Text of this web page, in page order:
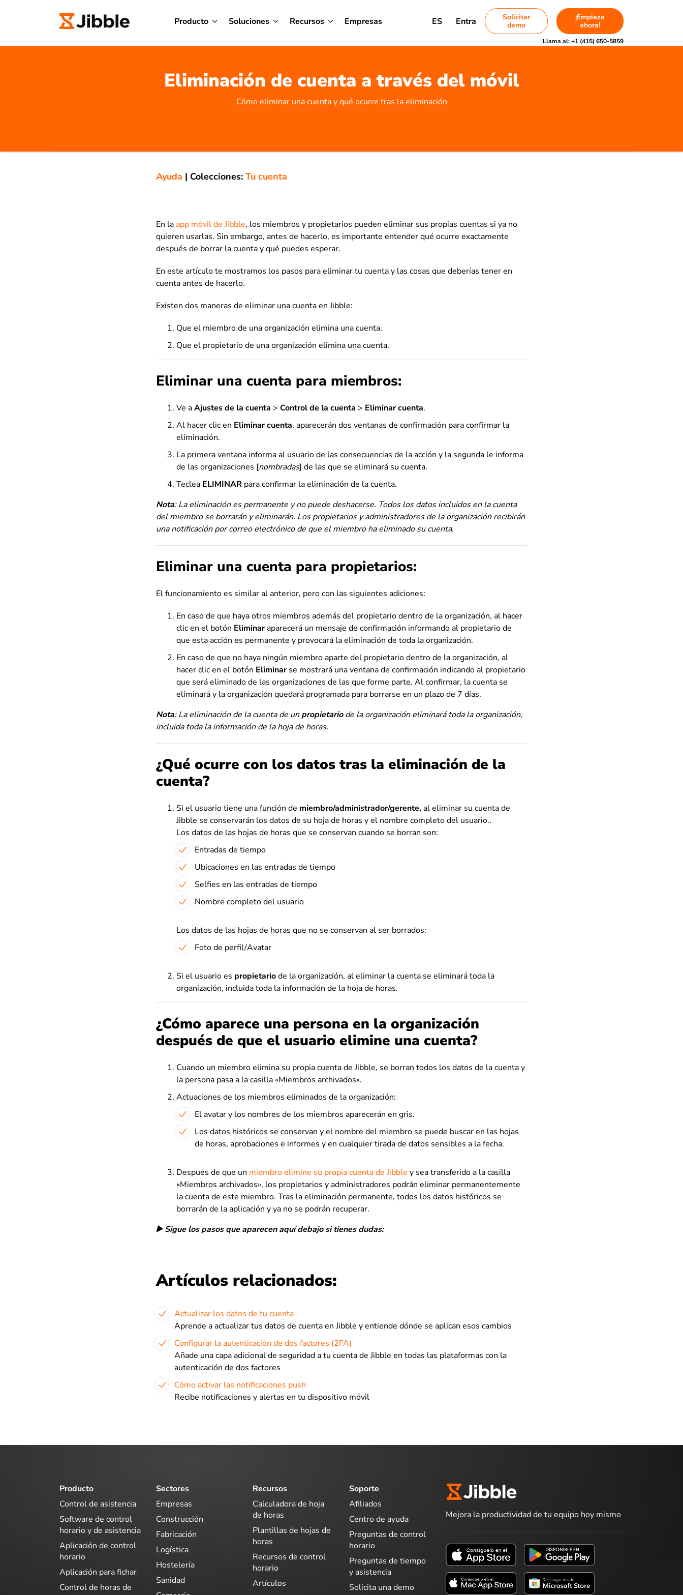
Producto Soluciones Recursos Empresas ES Entra
Solicitar
demo
¡Empieza
ahora!
Llama al:+1 (415) 650-5859
Eliminación de cuenta a través del móvil
Cómo eliminar una cuenta y qué ocurre tras la eliminación
Ayuda | Colecciones: Tu cuenta
En laapp móvil de Jibble, los miembros y propietarios pueden eliminar sus propias cuentas si ya no
quieren usarlas. Sin embargo, antes de hacerlo, es importante entender qué ocurre exactamente
después de borrar la cuenta y qué puedes esperar.
En este artículo te mostramos los pasos para eliminar tu cuenta y las cosas que deberías tener en
cuenta antes de hacerlo.
Existen dos maneras de eliminar una cuenta en Jibble:
Que el miembro de una organización elimina una cuenta.
Que el propietario de una organización elimina una cuenta.
Eliminar una cuenta para miembros:
Ve aAjustes de la cuenta > Control de la cuenta > Eliminar cuenta.
Al hacer clic en Eliminar cuenta, aparecerán dos ventanas de confirmación para confirmar la
eliminación.
La primera ventana informa al usuario de las consecuencias de la acción y la segunda le informa
de las organizaciones [nombradas] de las que se eliminará su cuenta.
Teclea ELIMINAR para confirmar la eliminación de la cuenta.
Nota: La eliminación es permanente y no puede deshacerse. Todos los datos incluidos en la cuenta
del miembro se borrarán y eliminarán. Los propietarios y administradores de la organización recibirán
una notificación por correo electrónico de que el miembro ha eliminado su cuenta.
Eliminar una cuenta para propietarios:
El funcionamiento es similar al anterior, pero con las siguientes adiciones:
En caso de que haya otros miembros además del propietario dentro de la organización, al hacer
clic en el botón Eliminaraparecerá un mensaje de confirmación informando al propietario de
que esta acción es permanente y provocará la eliminación de toda la organización.
En caso de que no haya ningún miembro aparte del propietario dentro de la organización, al
hacer clic en el botón Eliminarse mostrará una ventana de confirmación indicando al propietario
que será eliminado de las organizaciones de las que forme parte. Al confirmar, la cuenta se
eliminará y la organización quedará programada para borrarse en un plazo de 7 días.
Nota: La eliminación de la cuenta de unpropietariode la organización eliminará toda la organización,
incluida toda la información de la hoja de horas.
¿Qué ocurre con los datos tras la eliminación de la
cuenta?
Si el usuario tiene una función de miembro/administrador/gerente,al eliminar su cuenta de
Jibble se conservarán los datos de su hoja de horas y el nombre completo del usuario..
Los datos de las hojas de horas que se conservan cuando se borran son:
Entradas de tiempo
Ubicaciones en las entradas de tiempo
Selfies en las entradas de tiempo
Nombre completo del usuario
Los datos de las hojas de horas que no se conservan al ser borrados:
Foto de perfil/Avatar
Si el usuario es propietariode la organización, al eliminar la cuenta se eliminará toda la
organización, incluida toda la información de la hoja de horas.
¿Cómo aparece una persona en la organización
después de que el usuario elimine una cuenta?
Cuando un miembro elimina su propia cuenta de Jibble, se borran todos los datos de la cuenta y
la persona pasa a la casilla «Miembros archivados».
Actuaciones de los miembros eliminados de la organización:
El avatar y los nombres de los miembros aparecerán en gris.
Los datos históricos se conservan y el nombre del miembro se puede buscar en las hojas
de horas, aprobaciones e informes y en cualquier tirada de datos sensibles a la fecha.
Después de que un miembro elimine su propia cuenta de Jibble y sea transferido a la casilla
«Miembros archivados», los propietarios y administradores podrán eliminar permanentemente
la cuenta de este miembro. Tras la eliminación permanente, todos los datos históricos se
borrarán de la aplicación y ya no se podrán recuperar.
▶️ Sigue los pasos que aparecen aquí debajo si tienes dudas:
Artículos relacionados:
Actualizar los datos de tu cuenta
Aprende a actualizar tus datos de cuenta en Jibble y entiende dónde se aplican esos cambios
Configurar la autenticación de dos factores (2FA)
Añade una capa adicional de seguridad a tu cuenta de Jibble en todas las plataformas con la
autenticación de dos factores
Cómo activar las notificaciones push
Recibe notificaciones y alertas en tu dispositivo móvil
Producto
Control de asistencia
Software de control
horario y de asistencia
Aplicación de control
horario
Aplicación para fichar
Control de horas de
Sectores
Empresas
Construcción
Fabricación
Logística
Hostelería
Sanidad
Recursos
Calculadora de hoja
de horas
Plantillas de hojas de
horas
Recursos de control
horario
Artículos
Soporte
Afiliados
Centro de ayuda
Preguntas de control
horario
Preguntas de tiempo
y asistencia
Solicita una demo
Mejora la productividad de tu equipo hoy mismo